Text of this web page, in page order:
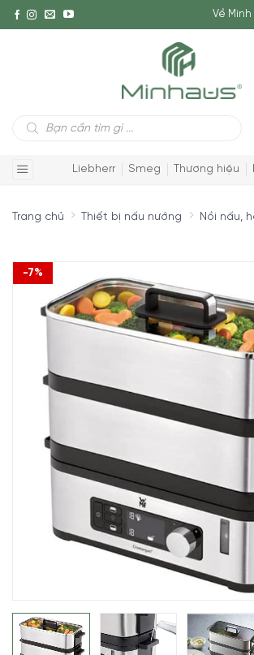
Về Minh
Tìm
kiếm
Liebherr Smeg Thương hiệu
Trang chủ Thiết bị nấu nướng Nồi nấu,
-7%